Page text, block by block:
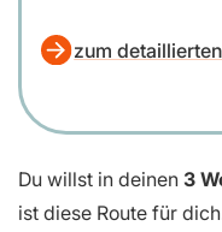
zum
Du willst in deinen 3
ist diese Route für